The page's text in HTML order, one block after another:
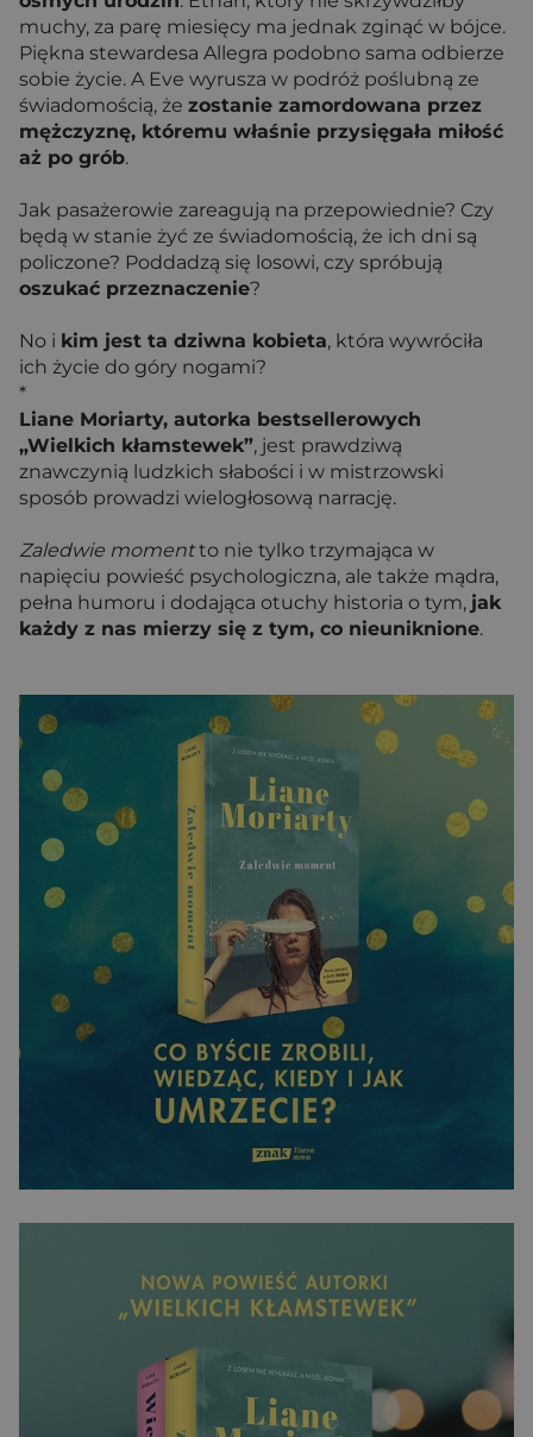
muchy, za parę miesięcy ma jednak zginąć w bójce.
Piękna stewardesa Allegra podobno sama odbierze
sobie życie. A Eve wyrusza w podróż poślubną ze
świadomością, że zostanie zamordowana przez
mężczyznę, któremu właśnie przysięgała miłość
aż po grób.
Jak pasażerowie zareagują na przepowiednie? Czy
będą w stanie żyć ze świadomością, że ich dni są
policzone? Poddadzą się losowi, czy spróbują
oszukać przeznaczenie?
No i kim jest ta dziwna kobieta, która wywróciła
ich życie do góry nogami?
*
Liane Moriarty, autorka bestsellerowych
„Wielkich kłamstewek”, jest prawdziwą
znawczynią ludzkich słabości i w mistrzowski
sposób prowadzi wielogłosową narrację.
Zaledwie momentto nie tylko trzymająca w
napięciu powieść psychologiczna, ale także mądra,
pełna humoru i dodająca otuchy historia o tym, jak
każdy z nas mierzy się z tym, co nieuniknione.